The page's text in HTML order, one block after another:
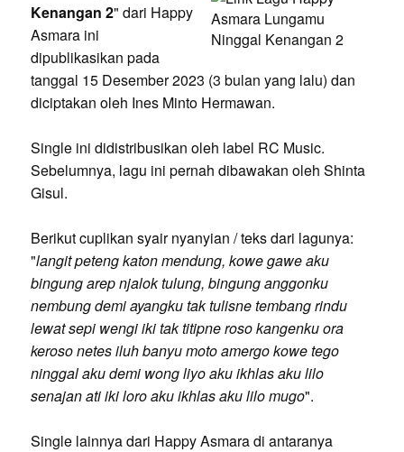
Kenangan 2" dari Happy
Asmara ini
dipublikasikan pada
tanggal 15 Desember 2023 (3 bulan yang lalu) dan
diciptakan oleh Ines Minto Hermawan.
Single ini didistribusikan oleh label RC Music.
Sebelumnya, lagu ini pernah dibawakan oleh Shinta
Gisul.
Berikut cuplikan syair nyanyian / teks dari lagunya:
"langit peteng katon mendung, kowe gawe aku
bingung arep njalok tulung, bingung anggonku
nembung demi ayangku tak tulisne tembang rindu
lewat sepi wengi iki tak titipne roso kangenku ora
keroso netes iluh banyu moto amergo kowe tego
ninggal aku demi wong liyo aku ikhlas aku lilo
senajan ati iki loro aku ikhlas aku lilo mugo".
Single lainnya dari Happy Asmara di antaranya